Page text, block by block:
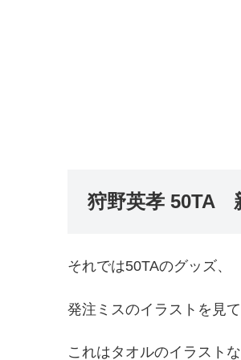
狩野英孝 50TA
それでは50TAのグッズ、
発注ミスのイラストを見て
これはタオルのイラストな